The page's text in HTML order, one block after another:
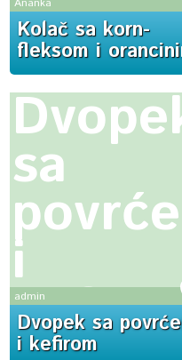
i
Ananka
Kolač sa korn-
fleksom i
sa
i
admin
Dvopek sa
i kefirom